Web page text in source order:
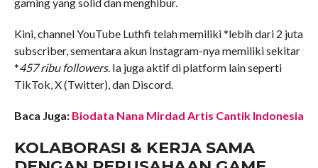
Kini, channel YouTube Luthfi telah memiliki *lebih dari 2 juta
subscriber, sementara akun Instagram-nya memiliki sekitar
*457 ribu followers. Ia juga aktif di platform lain seperti
TikTok, X (Twitter), dan Discord.
Baca Juga: Biodata Nana Mirdad Artis Cantik Indonesia
KOLABORASI & KERJA SAMA